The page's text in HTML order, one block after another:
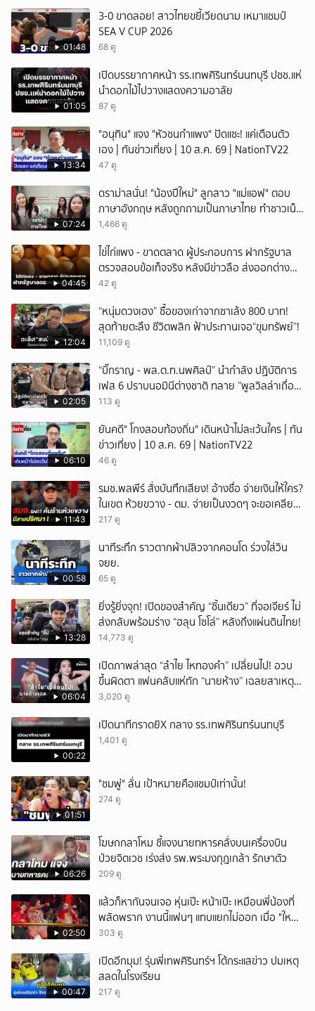
01:48
3-0 ขาดลอย! สาวไทยขยี้เวียดนาม เหมาแชมป์
SEA V CUP 2026
68 ดู
01:05
เปิดบรรยากาศหน้า รร.เทพศิรินทร์นนทบุรี ปชช.แห่
นำดอกไม้ไปวางแสดงความอาลัย
87 ดู
13:34
"อนุทิน" แจง "หัวชนกำแพง" ปัดแซะ! แค่เตือนตัว
เอง | ทันข่าวเที่ยง | 10 ส.ค. 69 | NationTV22
47 ดู
07:24
ดราม่าสนั่น! "น้องปีใหม่" ลูกสาว "แม่แอฟ" ตอบ
ภาษาอังกฤษ หลังถูกถามเป็นภาษาไทย ทำชาวเน็ต
ถกสนั่น!
1,466 ดู
04:45
ไข่ไก่แพง - ขาดตลาด ผู้ประกอบการ ฝากรัฐบาล
ตรวจสอบข้อเท็จจริง หลังมีข่าวลือ ส่งออกต่าง
ประเทศ
42 ดู
12:04
“หนุ่มดวงเฮง” ซื้อของเก่าจากซาเล้ง 800 บาท!
สุดท้ายตะลึง ชีวิตพลิก ฟ้าประทานเจอ“ขุมทรัพย์”!
11,109 ดู
02:05
“บิ๊กราญ - พล.ต.ท.นพศิลป์” นำกำลัง ปฏิบัติการ
เฟส 6 ปราบนอมินีต่างชาติ ทลาย ”พูลวิลล่าเถื่อน“
หัวหิน
113 ดู
06:10
ยันคดี" โกงสอบท้องถิ่น" เดินหน้าไม่ละเว้นใคร | ทัน
ข่าวเที่ยง | 10 ส.ค. 69 | NationTV22
46 ดู
11:43
รมช.พลพีร์ สั่งบันทึกเสียง! อ้างชื่อ จ่ายเงินให้ใคร?
ในเขต ห้วยขวาง - ตม. จ่ายเป็นงวดๆ จะขอเคลียร์
รัฐมนตรี ขณะถูกค้นร้าน
217 ดู
00:58
นาทีระทึก ราวตากผ้าปลิวจากคอนโด ร่วงใส่วิน
จยย.
65 ดู
13:28
ยิ่งรู้ยิ่งจุก! เปิดของสำคัญ “ชิ้นเดียว” ที่จอเจียร์ ไม่
ส่งกลับพร้อมร่าง “ฮลุน โซโล่” หลังถึงแผ่นดินไทย!
14,773 ดู
06:04
เปิดภาพล่าสุด “ลำไย ไหทองคำ” เปลี่ยนไป! อวบ
ขึ้นผิดตา แฟนคลับแห่ทัก “นายห้าง” เฉลยสาเหตุ
ชัด!
3,020 ดู
00:22
เปิดนาทีกราดยิX กลาง รร.เทพศิรินทร์นนทบุรี
1,401 ดู
01:51
"ชมพู่" ลั่น เป้าหมายคือแชมป์เท่านั้น!
274 ดู
06:26
โฆษกกลาโหม ชี้แจงนายทหารคลั่งบนเครื่องบิน
ป่วยจิตเวช เร่งส่ง รพ.พระมงกุฎเกล้า รักษาตัว
209 ดู
02:50
แล้วก็หากันจนเจอ หุ่นเป๊ะ หน้าเป๊ะ เหมือนพี่น้องที่
พลัดพราก งานนี้แฟนๆ แทบแยกไม่ออก เมื่อ "ใหม่
พัชรี" นักร้องคนดัง เจอแฝดสาขาอินเดีย พร้อม
303 ดู
00:47
เปิดอีกมุม! รุ่นพี่เทพศิรินทร์ฯ โต้กระแสข่าว ปมเหตุ
สลดในโรงเรียน
217 ดู